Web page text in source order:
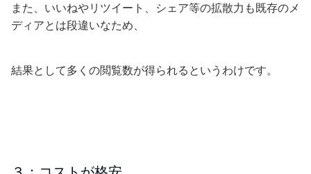
また、いいねやリツイート、シェア等の拡散力も既存のメ
ディアとは段違いなため、
結果として多くの閲覧数が得られるというわけです。